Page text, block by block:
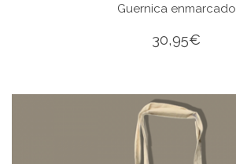
Guernica enmarcado
30,95€